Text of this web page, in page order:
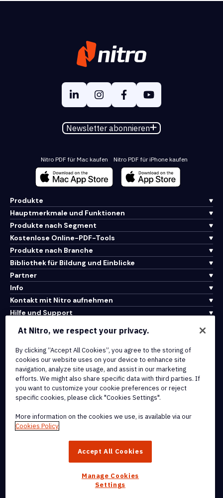
Newsletter abonnieren
Nitro PDF für Mac kaufen Nitro PDF für iPhone kaufen
Produkte
Hauptmerkmale und Funktionen
Produkte nach Segment
Kostenlose Online-PDF-Tools
Produkte nach Branche
Bibliothek für Bildung und Einblicke
Partner
Info
Kontakt mit Nitro aufnehmen
Hilfe und Support
Nutzungsbedingungen
Cookie-Richtlinie
Copyright-Richtlinie
Alle Bedingungen und Richtlinien
Marken von Nitro Software, Inc. oder seinen verbundenen
At Nitro, we respect your privacy.
By clicking “Accept All Cookies”, you agree to the storing of
cookies our website uses on your device to enhance site
navigation, analyze site usage, and assist in our marketing
efforts. We might also share specific data with third parties. If
you want to customize your cookie preferences or reject
specific cookies, please click "Cookies Settings".
More information on the cookies we use, is available via our
Cookies Policy
Accept All Cookies
Manage Cookies
Settings